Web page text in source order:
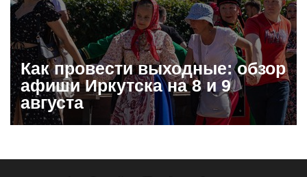
Как провести выходные: обзор
афиши Иркутска на 8 и 9
августа